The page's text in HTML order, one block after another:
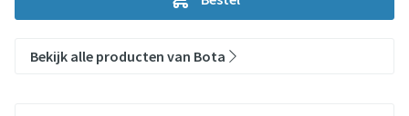
Bekijk alle producten van Bota